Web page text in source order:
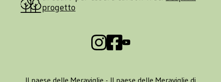
progetto
Il paese delle Meraviglie - Il paese delle Meraviglie di